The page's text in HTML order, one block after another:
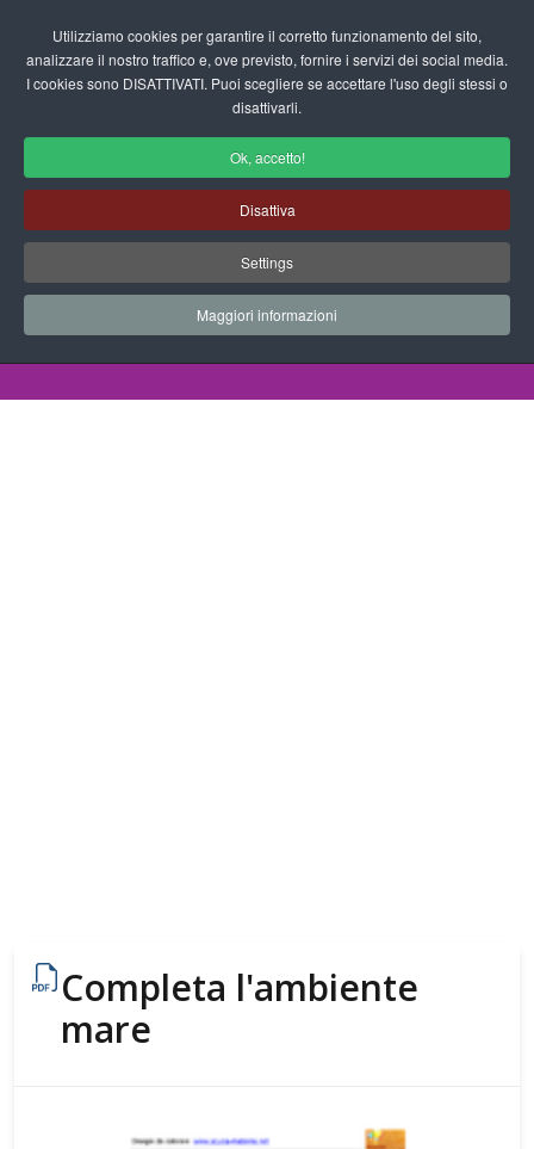
Utilizziamo cookies per garantire il corretto funzionamento del sito,
analizzare il nostro traffico e, ove previsto, fornire i servizi dei social media.
I cookies sono DISATTIVATI. Puoi scegliere se accettare l'uso degli stessi o
disattivarli.
Ok, accetto!
Disattiva
Settings
Maggiori informazioni
fas
Letto Scrittura per la Scuola
dell'Infanzia
Schede didattiche - Letto Scrittura
Schede Didattiche
Completa l'ambiente
mare